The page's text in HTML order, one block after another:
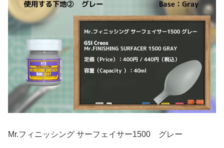
Mr.フィニッシング サーフェイサー1500 グレー